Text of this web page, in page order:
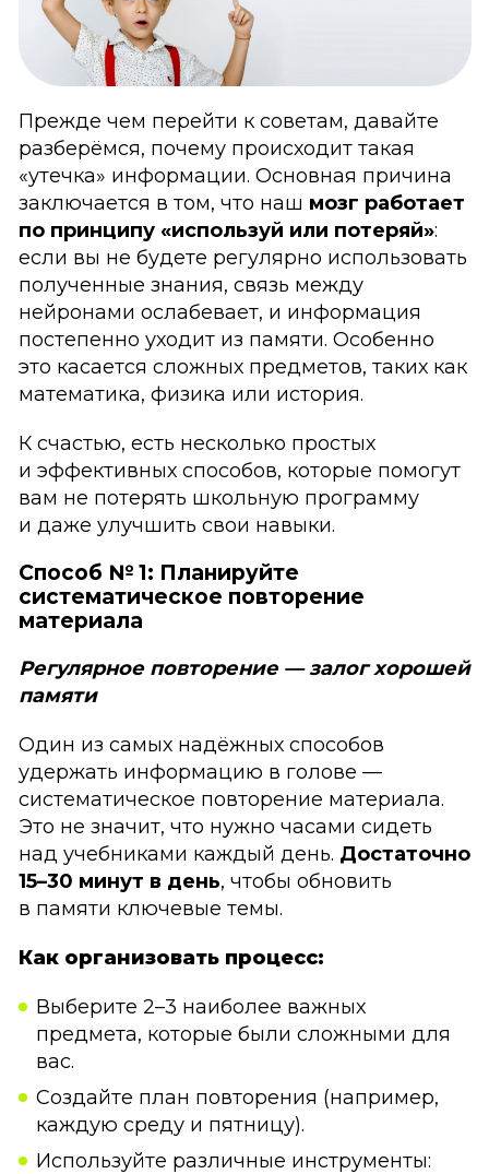
Прежде чем перейти к советам, давайте
разберёмся, почему происходит такая
«утечка» информации. Основная причина
заключается в том, что наш мозг работает
по принципу «используй или потеряй»:
если вы не будете регулярно использовать
полученные знания, связь между
нейронами ослабевает, и информация
постепенно уходит из памяти. Особенно
это касается сложных предметов, таких как
математика, физика или история.
К счастью, есть несколько простых
и эффективных способов, которые помогут
вам не потерять школьную программу
и даже улучшить свои навыки.
Способ № 1: Планируйте
систематическое повторение
материала
Регулярное повторение — залог хорошей
памяти
Один из самых надёжных способов
удержать информацию в голове —
систематическое повторение материала.
Это не значит, что нужно часами сидеть
над учебниками каждый день. Достаточно
15–30 минут в день, чтобы обновить
в памяти ключевые темы.
Как организовать процесс:
Выберите 2–3 наиболее важных
предмета, которые были сложными для
вас.
Создайте план повторения (например,
каждую среду и пятницу).
Используйте различные инструменты: